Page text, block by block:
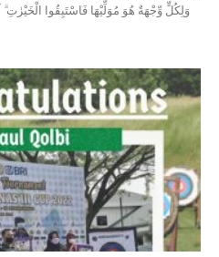
وَلِكُلٍّ وِّجْهَةٌ هُوَ مُوَلِّيْهَا فَاسْتَبِقُوا الْخَيْرٰتِ